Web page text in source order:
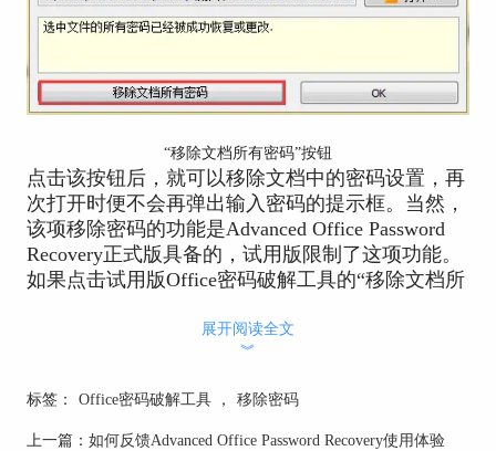
“移除文档所有密码”按钮
点击该按钮后，就可以移除文档中的密码设置，再
次打开时便不会再弹出输入密码的提示框。当然，
该项移除密码的功能是Advanced Office Password
Recovery正式版具备的，试用版限制了这项功能。
如果点击试用版Office密码破解工具的“移除文档所
展开阅读全文
︾
标签： Office密码破解工具 ， 移除密码
上一篇： 如何反馈Advanced Office Password Recovery使用体验